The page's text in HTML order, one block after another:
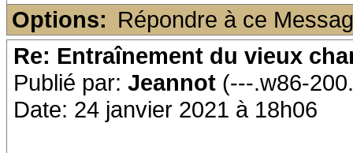
Options: Répondre à ce
Re: Entraînement du vieux
Publié par: Jeannot (---.w86-
Date: 24 janvier 2021 à 18h06